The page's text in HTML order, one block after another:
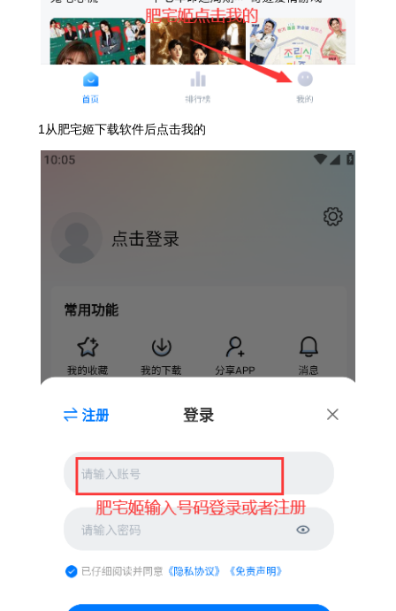
1从肥宅姬下载软件后点击我的